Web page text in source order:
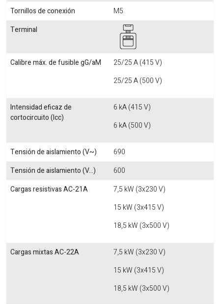
Tornillos de conexión
M5
Terminal
Calibre máx. de fusible gG/aM
25/25 A (415 V)
25/25 A (500 V)
Intensidad eficaz de
cortocircuito (Icc)
6 kA (415 V)
6 kA (500 V)
Tensión de aislamiento (V~)
690
Tensión de aislamiento (V...)
600
Cargas resistivas AC-21A
7,5 kW (3x230 V)
15 kW (3x415 V)
18,5 kW (3x500 V)
Cargas mixtas AC-22A
7,5 kW (3x230 V)
15 kW (3x415 V)
18,5 kW (3x500 V)